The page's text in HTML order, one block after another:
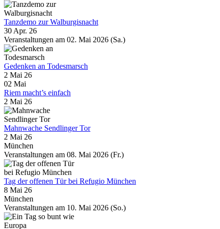
Tanzdemo zur Walburgisnacht
30 Apr. 26
Veranstaltungen am 02. Mai 2026 (Sa.)
Gedenken an Todesmarsch
2 Mai 26
02 Mai
Riem macht’s einfach
2 Mai 26
Mahnwache Sendlinger Tor
2 Mai 26
München
Veranstaltungen am 08. Mai 2026 (Fr.)
Tag der offenen Tür bei Refugio München
8 Mai 26
München
Veranstaltungen am 10. Mai 2026 (So.)